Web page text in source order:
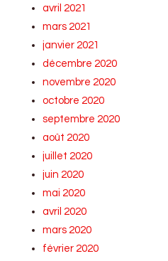
avril 2021
mars 2021
janvier 2021
décembre 2020
novembre 2020
octobre 2020
septembre 2020
août 2020
juillet 2020
juin 2020
mai 2020
avril 2020
mars 2020
février 2020